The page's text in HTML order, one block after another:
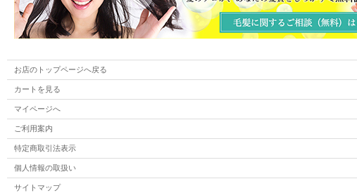
お店のトップページへ戻る
カートを見る
マイページへ
ご利用案内
特定商取引法表示
個人情報の取扱い
サイトマップ